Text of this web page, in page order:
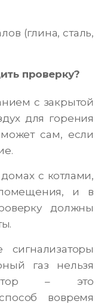
(глина, сталь,
проверку?
с закрытой
для горения
сам, если
с котлами,
и в
должны
сигнализаторы
газ нельзя
– это
вовремя